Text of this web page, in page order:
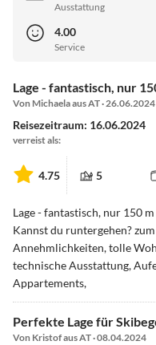
Ausstattung
4.00
Service
Lage - fantastisch, nur
Von Michaela aus AT · 26.06.2024
Reisezeitraum: 16.06.2024
verreist als:
4.75 5
Lage - fantastisch, nur 150
Kannst du runtergehen?
Annehmlichkeiten, tolle
technische Ausstattung,
Appartements,
Perfekte Lage für
Von Kristof aus AT · 08.04.2024